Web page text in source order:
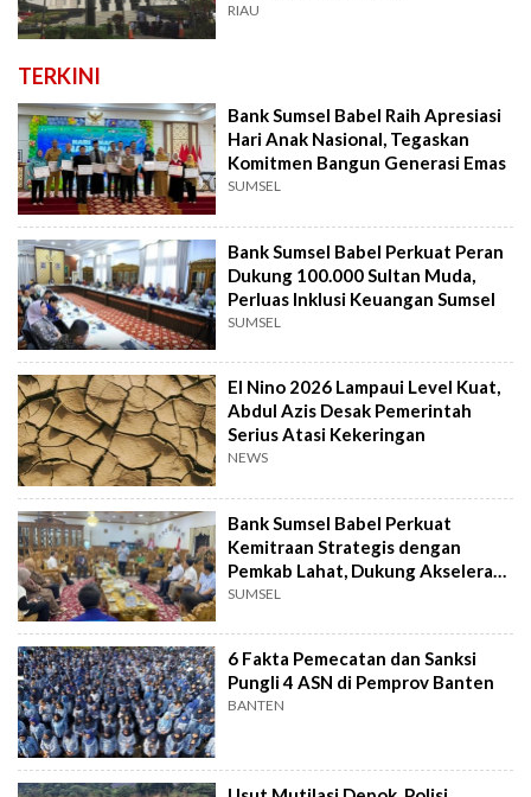
RIAU
TERKINI
Bank Sumsel Babel Raih Apresiasi
Hari Anak Nasional, Tegaskan
Komitmen Bangun Generasi Emas
SUMSEL
Bank Sumsel Babel Perkuat Peran
Dukung 100.000 Sultan Muda,
Perluas Inklusi Keuangan Sumsel
SUMSEL
El Nino 2026 Lampaui Level Kuat,
Abdul Azis Desak Pemerintah
Serius Atasi Kekeringan
NEWS
Bank Sumsel Babel Perkuat
Kemitraan Strategis dengan
Pemkab Lahat, Dukung Akselerasi
Ekonomi Daerah
SUMSEL
6 Fakta Pemecatan dan Sanksi
Pungli 4 ASN di Pemprov Banten
BANTEN